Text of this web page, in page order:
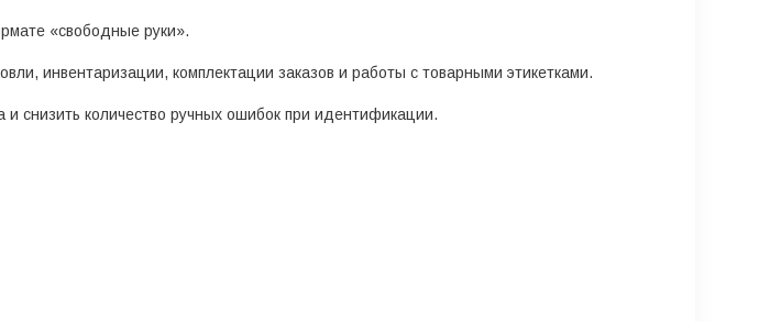
«свободные руки».
инвентаризации, комплектации заказов и работы с товарными этикетками.
и снизить количество ручных ошибок при идентификации.